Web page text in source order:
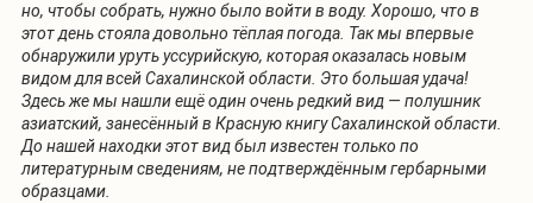
но, чтобы собрать, нужно было войти в воду. Хорошо, что в
этот день стояла довольно тёплая погода. Так мы впервые
обнаружили уруть уссурийскую, которая оказалась новым
видом для всей Сахалинской области. Это большая удача!
Здесь же мы нашли ещё один очень редкий вид — полушник
азиатский, занесённый в Красную книгу Сахалинской области.
До нашей находки этот вид был известен только по
литературным сведениям, не подтверждённым гербарными
образцами.